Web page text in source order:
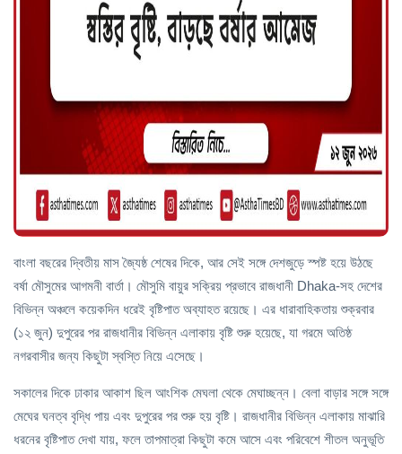
বাংলা বছরের দ্বিতীয় মাস জ্যৈষ্ঠ শেষের দিকে, আর সেই সঙ্গে দেশজুড়ে স্পষ্ট হয়ে উঠছে
বর্ষা মৌসুমের আগমনী বার্তা। মৌসুমি বায়ুর সক্রিয় প্রভাবে রাজধানী Dhaka-সহ দেশের
বিভিন্ন অঞ্চলে কয়েকদিন ধরেই বৃষ্টিপাত অব্যাহত রয়েছে। এর ধারাবাহিকতায় শুক্রবার
(১২ জুন) দুপুরের পর রাজধানীর বিভিন্ন এলাকায় বৃষ্টি শুরু হয়েছে, যা গরমে অতিষ্ঠ
নগরবাসীর জন্য কিছুটা স্বস্তি নিয়ে এসেছে।
সকালের দিকে ঢাকার আকাশ ছিল আংশিক মেঘলা থেকে মেঘাচ্ছন্ন। বেলা বাড়ার সঙ্গে সঙ্গে
মেঘের ঘনত্ব বৃদ্ধি পায় এবং দুপুরের পর শুরু হয় বৃষ্টি। রাজধানীর বিভিন্ন এলাকায় মাঝারি
ধরনের বৃষ্টিপাত দেখা যায়, ফলে তাপমাত্রা কিছুটা কমে আসে এবং পরিবেশে শীতল অনুভূতি